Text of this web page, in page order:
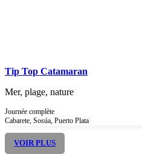
Tip Top Catamaran
Mer, plage, nature
Journée complète
Cabarete, Sosúa, Puerto Plata
VOIR PLUS